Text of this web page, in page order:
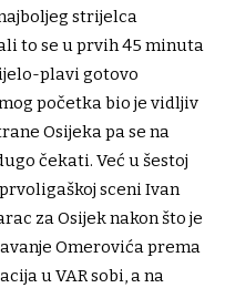
strijelca
to se u prvih 45 minuta
plavi gotovo
početka bio je vidljiv
Osijeka pa se na
čekati. Već u šestoj
sceni Ivan
za Osijek nakon što je
Omerovića prema
u VAR sobi, a na